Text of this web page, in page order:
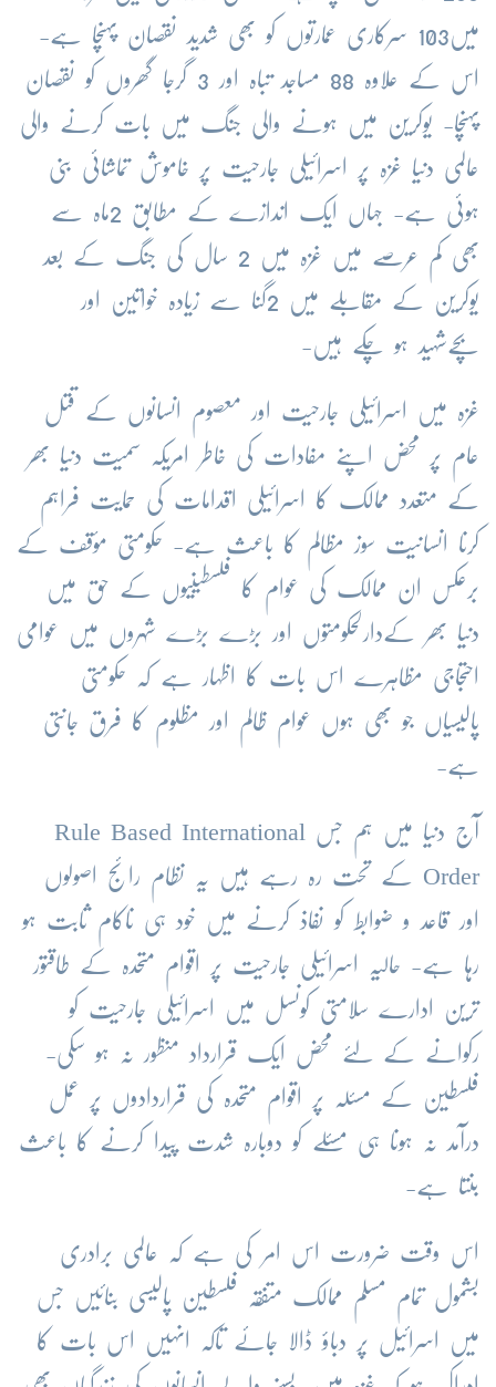
میں103 سرکاری عمارتوں کو بھی شدید نقصان پہنچا ہے-
اس کے علاوہ 88 مساجد تباہ اور 3 گرجا گھروں کو نقصان
پہنچا- یوکرین میں ہونے والی جنگ میں بات کرنے والی
عالمی دنیا غزہ پر اسرائیلی جارحیت پر خاموش تماشائی بنی
ہوئی ہے- جہاں ایک اندازے کے مطابق 2ماہ سے
بھی کم عرصے میں غزہ میں 2 سال کی جنگ کے بعد
یوکرین کے مقابلے میں 2گنا سے زیادہ خواتین اور
بچےشہید ہو چکے ہیں-
غزہ میں اسرائیلی جارحیت اور معصوم انسانوں کے قتل
عام پر محض اپنے مفادات کی خاطر امریکہ سمیت دنیا بھر
کے متعدد ممالک کا اسرائیلی اقدامات کی حمایت فراہم
کرنا انسانیت سوز مظالم کا باعث ہے- حکومتی مؤقف کے
برعکس ان ممالک کی عوام کا فلسطینیوں کے حق میں
دنیا بھر کےدارلحکومتوں اور بڑے بڑے شہروں میں عوامی
احتجاجی مظاہرے اس بات کا اظہار ہے کہ حکومتی
پالیسیاں جو بھی ہوں عوام ظالم اور مظلوم کا فرق جانتی
ہے-
آج دنیا میں ہم جس Rule Based International
Order کے تحت رہ رہے ہیں یہ نظام رائج اصولوں
اور قاعد و ضوابط کو نفاذ کرنے میں خود ہی ناکام ثابت ہو
رہا ہے- حالیہ اسرائیلی جارحیت پر اقوام متحدہ کے طاقتور
ترین ادارے سلامتی کونسل میں اسرائیلی جارحیت کو
رکوانے کے لئے محض ایک قرارداد منظور نہ ہو سکی-
فلسطین کے مسئلہ پر اقوام متحدہ کی قراردادوں پر عمل
درآمد نہ ہونا ہی مسئلے کو دوبارہ شدت پیدا کرنے کا باعث
بنتا ہے-
اس وقت ضرورت اس امر کی ہے کہ عالمی برادری
بشمول تمام مسلم ممالک متفقہ فلسطین پالیسی بنائیں جس
میں اسرائیل پر دباؤ ڈالا جائے تاکہ انہیں اس بات کا